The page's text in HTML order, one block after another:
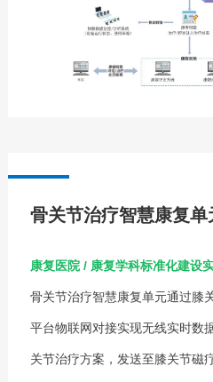
骨关节治疗智慧康复单
康复医院 / 康复学科标准化建设
骨关节治疗智慧康复单元通过膝
平台物联网对接实现无线实时数
关节治疗方案，发送至膝关节磁